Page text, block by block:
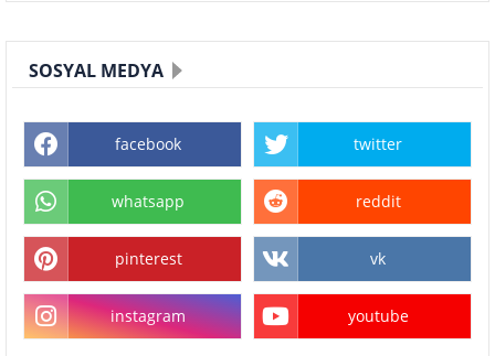
SOSYAL MEDYA
facebook twitter
whatsapp reddit
pinterest vk
instagram youtube